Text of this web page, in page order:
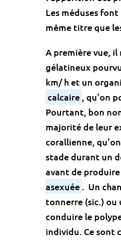
Les méduses
même titre que
A première vue, il
gélatineux
km/ h et un
calcaire , qu’on
Pourtant, bon
majorité de leur
corallienne,
stade durant un
avant de
asexuée . Un
tonnerre (sic.)
conduire le
individu. Ce sont